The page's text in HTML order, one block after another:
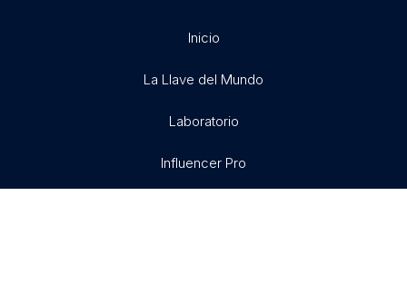
Inicio
La Llave del Mundo
Laboratorio
Influencer Pro